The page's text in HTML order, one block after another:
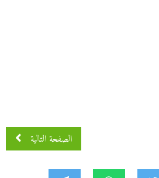
الصفحة التالية